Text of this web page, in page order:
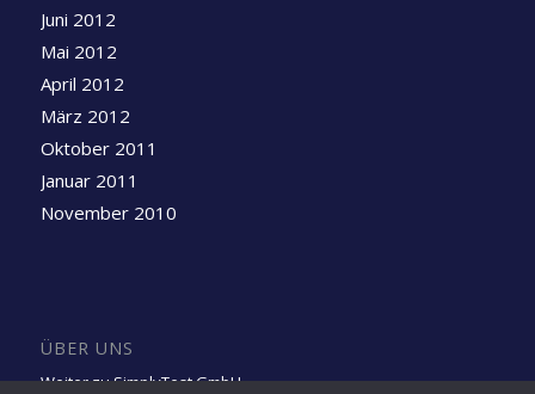
Juni 2012
Mai 2012
April 2012
März 2012
Oktober 2011
Januar 2011
November 2010
ÜBER UNS
Weiter zu SimplyTest GmbH